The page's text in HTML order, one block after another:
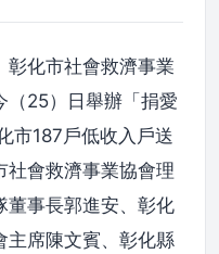
彰化市社會救濟事業
（25）日舉辦「捐愛
市187戶低收入戶送
社會救濟事業協會理
董事長郭進安、彰化
主席陳文賓、彰化縣